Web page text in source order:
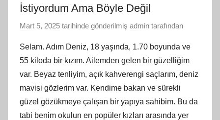
İstiyordum Ama Böyle Değil
Mart 5, 2025 tarihinde gönderilmiş admin tarafından
Selam. Adım Deniz, 18 yaşında, 1.70 boyunda ve
55 kiloda bir kızım. Ailemden gelen bir güzelliğim
var. Beyaz tenliyim, açık kahverengi saçlarım, deniz
mavisi gözlerim var. Kendime bakan ve sürekli
güzel gözükmeye çalışan bir yapıya sahibim. Bu da
tabi benim okulun en popüler kızları arasında yer